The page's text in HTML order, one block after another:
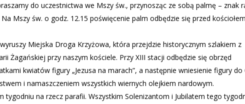
do uczestnictwa we Mszy św., przynosząc ze sobą palmę – znak
Mszy św. o godz. 12.15 poświęcenie palm odbędzie się przed
Miejska Droga Krzyżowa, która przejdzie historycznym szlakiem z
Żagańskiej przy naszym kościele. Przy XIII stacji odbędzie się obrzęd
kwiatów figury „Jezusa na marach”, a następnie wniesienie figury do
i namaszczeniem wszystkich wiernych olejkiem nardowym.
tygodniu na rzecz parafii. Wszystkim Solenizantom i Jubilatem tego